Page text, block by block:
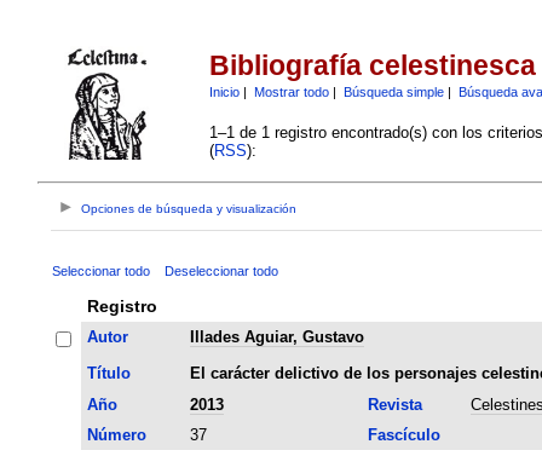
Bibliografía celestinesca
Inicio| Mostrar todo| Búsqueda simple| Búsqueda
1–1 de 1 registro encontrado(s) con los
(RSS):
Opciones de búsqueda y visualización
Seleccionar todo Deseleccionar todo
Registro
Autor
Illades Aguiar, Gustavo
Título
El carácter delictivo de los personajes
Año
2013 Revista
Número
37
Fascículo